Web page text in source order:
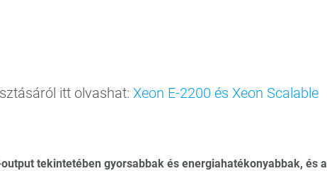
itt olvashat: Xeon E-2200 és Xeon Scalable
tekintetében gyorsabbak és energiahatékonyabbak, és a